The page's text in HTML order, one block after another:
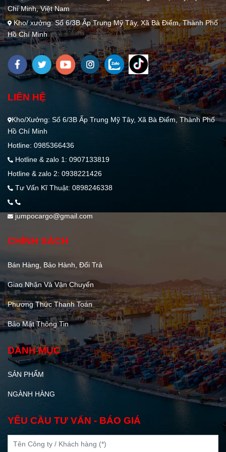
Chí Minh, Việt Nam
Kho/ xưởng: Số 6/3B Ấp Trung Mỹ Tây, Xã Bà Điểm, Thành Phố
Hồ Chí Minh
LIÊN HỆ
Kho/Xưởng: Số 6/3B Ấp Trung Mỹ Tây, Xã Bà Điểm, Thành Phố
Hồ Chí Minh
Hotline: 0985366436
Hotline & zalo 1: 0907133819
Hotline & zalo 2: 0938221426
Tư Vấn Kĩ Thuật: 0898246338
jumpocargo@gmail.com
CHÍNH SÁCH
Bán Hàng, Bảo Hành, Đổi Trả
Giao Nhận Và Vận Chuyển
Phương Thức Thanh Toán
Bảo Mật Thông Tin
DANH MỤC
SẢN PHẨM
NGÀNH HÀNG
YÊU CẦU TƯ VẤN - BÁO GIÁ